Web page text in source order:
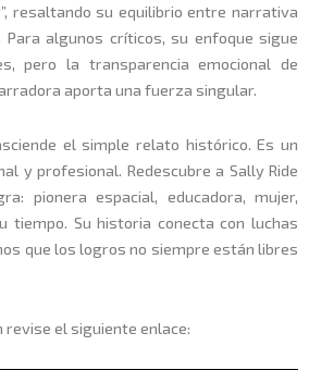
resaltando su equilibrio entre narrativa
algunos críticos, su enfoque sigue
pero la transparencia emocional de
aporta una fuerza singular.
el simple relato histórico. Es un
y profesional. Redescubre a Sally Ride
pionera espacial, educadora, mujer,
tiempo. Su historia conecta con luchas
que los logros no siempre están libres
el siguiente enlace: